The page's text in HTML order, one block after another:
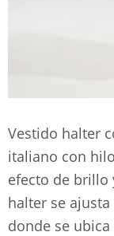
Vestido halter
italiano con
efecto de brillo
halter se
donde se